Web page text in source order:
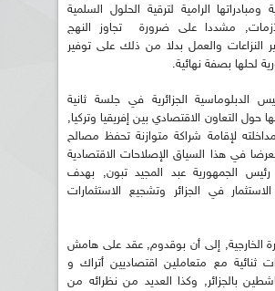
ومبادراتها الرامية لترقية الحلول السلمية
مشددا على ضرورة تجاوز النهج
النزاعات والعمل بدلا من ذلك على توفير
لحلها بصفة نهائية.
الدبلوماسية الجزائرية في جلسة ثانية
حول التعاون الاقتصادي بين إفريقيا وتركيا,
لإقامة شراكة متوازنة تحفظ مصالح
في هذا السياق الإصلاحات الاقتصادية
رئيس الجمهورية عبد المجيد تبون, بهدف
في الجزائر وتشجيع الاستثمارات
الخارجية, إلى أن بوقدوم, عقد على هامش
ثنائية مع متعاملين اقتصاديين أتراك و
بالجزائر, وكذا العديد من نظرائه من